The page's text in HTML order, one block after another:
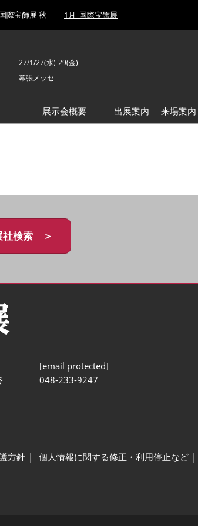
際宝飾展 秋 1月_国際宝飾展
27/1/27(水)-29(金)
幕張メッセ
展示会概要
出展案内
来場案内
社検索 ＞
[email protected]
048-233-9247
方針 個人情報に関する修正・利用停止など